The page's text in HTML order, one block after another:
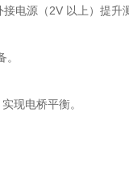
电源（2V 以上）提升
现电桥平衡。